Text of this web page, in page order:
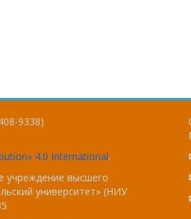
9338)
4.0 International.
учреждение высшего
университет» (НИУ